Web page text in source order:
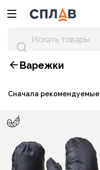
Варежки
Сначала рекомендуемые